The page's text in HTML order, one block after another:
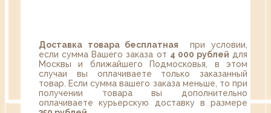
Доставка товара бесплатная при условии,
если сумма Вашего заказа от 4 000 рублей для
Москвы и ближайшего Подмосковья, в этом
случаи вы оплачиваете только заказанный
товар. Если сумма вашего заказа меньше, то при
получении товара вы дополнительно
оплачиваете курьерскую доставку в размере